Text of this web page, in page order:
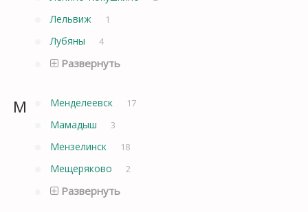
Лельвиж 1
Лубяны 4
Развернуть
М Менделеевск 17
Мамадыш 3
Мензелинск 18
Мещеряково 2
Развернуть